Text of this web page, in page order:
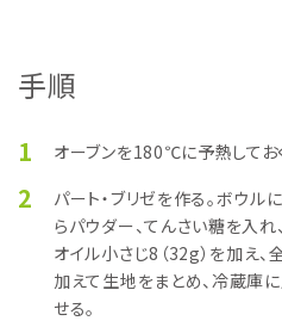
手順
1 オーブンを180℃に予熱してお
2
パート・ブリゼを作る。ボウル
らパウダー、てんさい糖を入
オイル小さじ8（32g）を加え
加えて生地をまとめ、冷蔵庫
せる。